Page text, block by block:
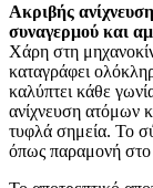
Ακριβής
συναγερμού και
Χάρη στη
καταγράφει
καλύπτει κάθε
ανίχνευση ατόμων
τυφλά σημεία. Το
όπως παραμονή στο